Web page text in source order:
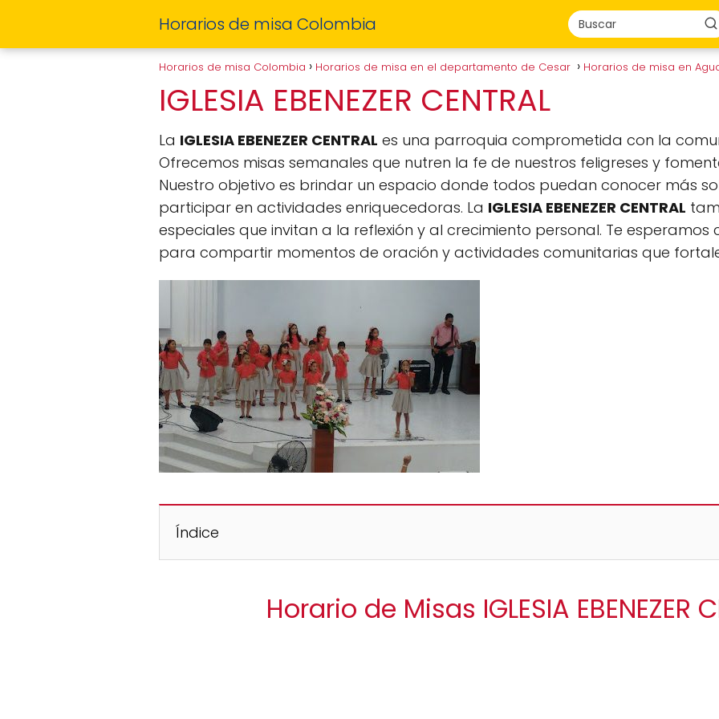
Horarios de misa Colombia
Horarios de misa Colombia Horarios de misa en el departamento de Cesar Horarios de misa en
IGLESIA EBENEZER CENTRAL
La IGLESIA EBENEZER CENTRAL es una parroquia comprometida con la
Ofrecemos misas semanales que nutren la fe de nuestros feligreses y
Nuestro objetivo es brindar un espacio donde todos puedan conocer más
participar en actividades enriquecedoras. La IGLESIA EBENEZER CENTRAL
especiales que invitan a la reflexión y al crecimiento personal. Te esperamos
para compartir momentos de oración y actividades comunitarias que
Índice
Horario de Misas IGLESIA EBENEZER